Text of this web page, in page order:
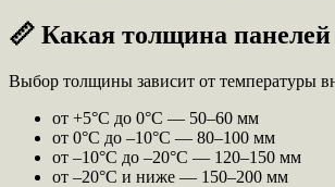
📏 Какая толщина
Выбор толщины зависит от температуры
от +5°C до 0°C — 50–60 мм
от 0°C до –10°C — 80–100 мм
от –10°C до –20°C — 120–150 мм
от –20°C и ниже — 150–200 мм